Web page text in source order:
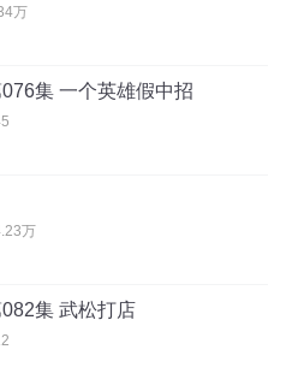
万
集 一个英雄假中招
万
集 武松打店